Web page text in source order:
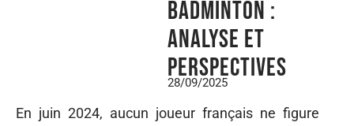
badminton :
analyse et
perspectives
28/09/2025
En juin 2024, aucun joueur français ne figure